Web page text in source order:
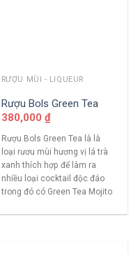
RƯỢU MÙI - LIQUEUR
Rượu Bols Green Tea
380,000 ₫
Rượu Bols Green Tea là là
loại rươu mùi hương vị lá trà
xanh thích hợp để làm ra
nhiều loại cocktail độc đáo
trong đó có Green Tea Mojito